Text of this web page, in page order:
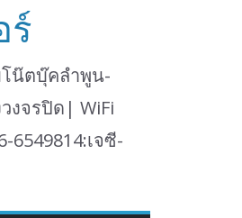
ร์
น๊ตบุ๊คลำพูน-
งจรปิด| WiFi
เจซี-